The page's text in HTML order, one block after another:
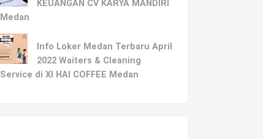
KEUANGAN CV KARYA MANDIRI
Medan
Info Loker Medan Terbaru April
2022 Waiters & Cleaning
Service di XI HAI COFFEE Medan